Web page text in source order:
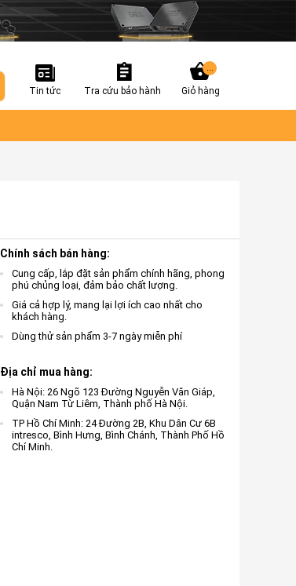
Tin tức Tra cứu bảo hành Giỏ hàng
Chính sách bán hàng:
Cung cấp, lắp đặt sản phẩm chính hãng, phong
phú chủng loại, đảm bảo chất lượng.
Giá cả hợp lý, mang lại lợi ích cao nhất cho
khách hàng.
Dùng thử sản phẩm 3-7 ngày miễn phí
Địa chỉ mua hàng:
Hà Nội: 26 Ngõ 123 Đường Nguyễn Văn Giáp,
Quận Nam Từ Liêm, Thành phố Hà Nội.
TP Hồ Chí Minh: 24 Đường 2B, Khu Dân Cư 6B
intresco, Bình Hưng, Bình Chánh, Thành Phố Hồ
Chí Minh.